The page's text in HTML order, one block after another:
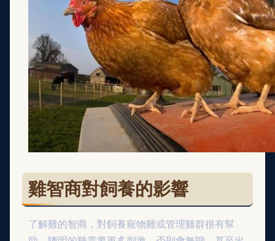
雞智商對飼養的影響
了解雞的智商，對飼養寵物雞或管理雞群很有幫